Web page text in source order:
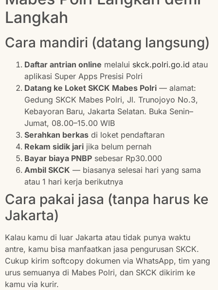
Langkah
Cara mandiri (datang langsung)
Daftar antrian online melalui skck.polri.go.id atau
aplikasi Super Apps Presisi Polri
Datang ke Loket SKCK Mabes Polri — alamat:
Gedung SKCK Mabes Polri, Jl. Trunojoyo No.3,
Kebayoran Baru, Jakarta Selatan. Buka Senin–
Jumat, 08.00–15.00 WIB
Serahkan berkas di loket pendaftaran
Rekam sidik jari jika belum pernah
Bayar biaya PNBP sebesar Rp30.000
Ambil SKCK — biasanya selesai hari yang sama
atau 1 hari kerja berikutnya
Cara pakai jasa (tanpa harus ke
Jakarta)
Kalau kamu di luar Jakarta atau tidak punya waktu
antre, kamu bisa manfaatkan jasa pengurusan SKCK.
Cukup kirim softcopy dokumen via WhatsApp, tim yang
urus semuanya di Mabes Polri, dan SKCK dikirim ke
kamu via kurir.